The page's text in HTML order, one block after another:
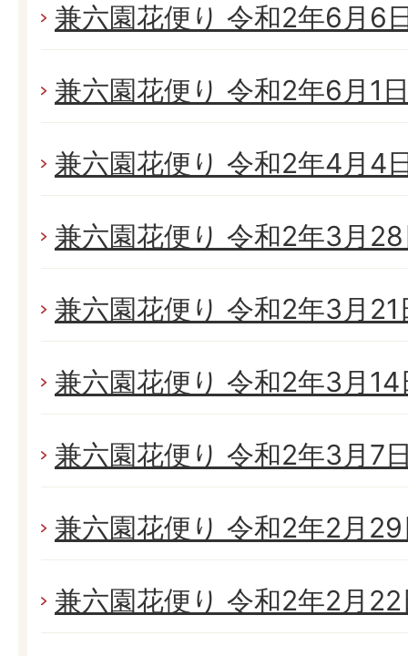
兼六園花便り 令和2年6月6
兼六園花便り 令和2年6月1
兼六園花便り 令和2年4月4
兼六園花便り 令和2年3月
兼六園花便り 令和2年3月
兼六園花便り 令和2年3月
兼六園花便り 令和2年3月7
兼六園花便り 令和2年2月
兼六園花便り 令和2年2月